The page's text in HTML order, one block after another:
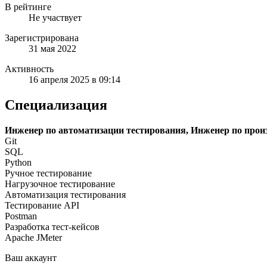
В рейтинге
Не участвует
Зарегистрирована
31 мая 2022
Активность
16 апреля 2025 в 09:14
Специализация
Инженер по автоматизации тестирования, Инженер по
Git
SQL
Python
Ручное тестирование
Нагрузочное тестирование
Автоматизация тестирования
Тестирование API
Postman
Разработка тест-кейсов
Apache JMeter
Ваш аккаунт